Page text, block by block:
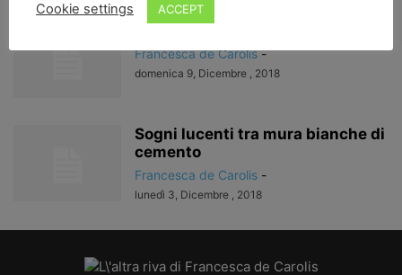
Francesca de Carolis -
domenica 9, Dicembre , 2018
Sogni lucenti tra mura bianche di
cemento
Francesca de Carolis -
lunedì 3, Dicembre , 2018
Cookie settings ACCEPT